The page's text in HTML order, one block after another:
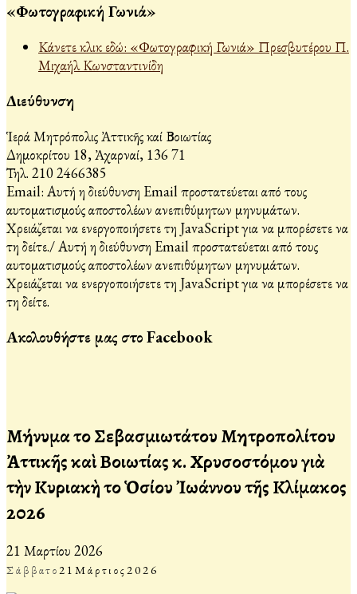
«Φωτογραφική Γωνιά»
Κάνετε κλικ εδώ: «Φωτογραφική Γωνιά» Πρεσβυτέρου Π.
Μιχαήλ Κωνσταντινίδη
Διεύθυνση
Ἱερά Μητρόπολις Ἀττικῆς καί Βοιωτίας
Δημοκρίτου 18, Ἀχαρναί, 136 71
Τηλ. 210 2466385
Email: Αυτή η διεύθυνση Email προστατεύεται από τους
αυτοματισμούς αποστολέων ανεπιθύμητων μηνυμάτων.
Χρειάζεται να ενεργοποιήσετε τη JavaScript για να μπορέσετε να
τη δείτε./Αυτή η διεύθυνση Email προστατεύεται από τους
αυτοματισμούς αποστολέων ανεπιθύμητων μηνυμάτων.
Χρειάζεται να ενεργοποιήσετε τη JavaScript για να μπορέσετε να
τη δείτε.
Ακολουθήστε μας στο Facebook
Μήνυμα τοῦ Σεβασμιωτάτου Μητροπολίτου
Ἀττικῆς καὶ Βοιωτίας κ. Χρυσοστόμου γιὰ
τὴν Κυριακὴ τοῦ Ὁσίου Ἰωάννου τῆς Κλίμακος
2026
21 Μαρτίου 2026
Σάββατο21 Μάρτιος2026